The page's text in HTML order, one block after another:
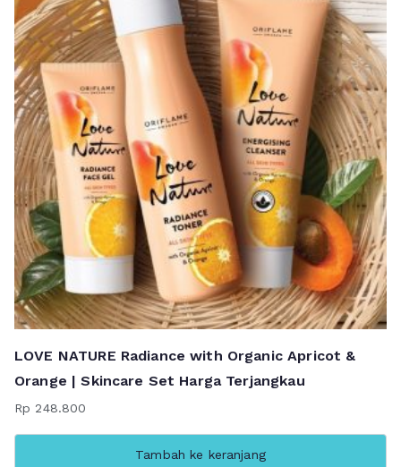
LOVE NATURE Radiance with Organic Apricot &
Orange | Skincare Set Harga Terjangkau
Rp 248.800
Tambah ke keranjang